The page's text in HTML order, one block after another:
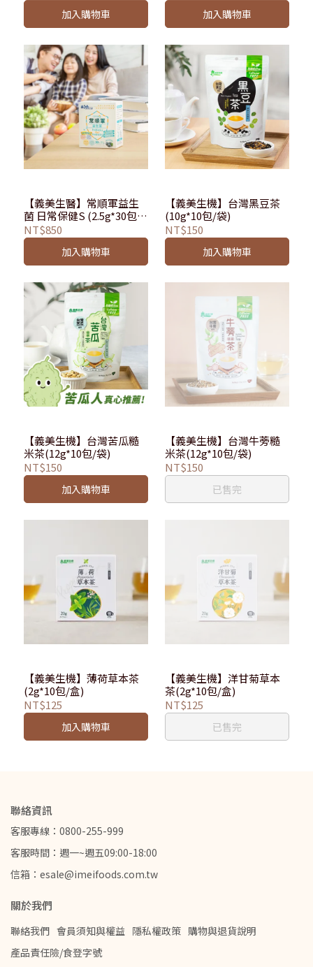
加入購物車 加入購物車
【義美生醫】常順軍益生
菌 日常保健S (2.5g*30包/
盒)
NT$850
加入購物車
【義美生機】台灣黑豆茶
(10g*10包/袋)
NT$150
加入購物車
【義美生機】台灣苦瓜糙
米茶(12g*10包/袋)
NT$150
加入購物車
【義美生機】台灣牛蒡糙
米茶(12g*10包/袋)
NT$150
已售完
【義美生機】薄荷草本茶
(2g*10包/盒)
NT$125
加入購物車
【義美生機】洋甘菊草本
茶(2g*10包/盒)
NT$125
已售完
聯絡資訊
客服專線：0800-255-999
客服時間：週一~週五09:00-18:00
信箱：esale@imeifoods.com.tw
關於我們
聯絡我們 會員須知與權益 隱私權政策 購物與退貨說明
產品責任險/食登字號